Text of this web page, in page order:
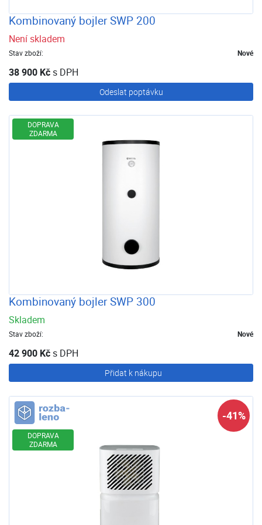
Kombinovaný bojler SWP 200
Není skladem
Stav zboží: Nové
38 900 Kčs DPH
Odeslat poptávku
DOPRAVA
ZDARMA
Kombinovaný bojler SWP 300
Skladem
Stav zboží: Nové
42 900 Kčs DPH
Přidat k nákupu
DOPRAVA
ZDARMA
-41%